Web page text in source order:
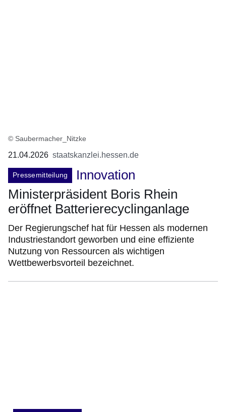
© Saubermacher_Nitzke
21.04.2026 staatskanzlei.hessen.de
Pressemitteilung
Innovation
Ministerpräsident Boris Rhein
eröffnet Batterierecyclinganlage
Der Regierungschef hat für Hessen als modernen
Industriestandort geworben und eine effiziente
Nutzung von Ressourcen als wichtigen
Wettbewerbsvorteil bezeichnet.